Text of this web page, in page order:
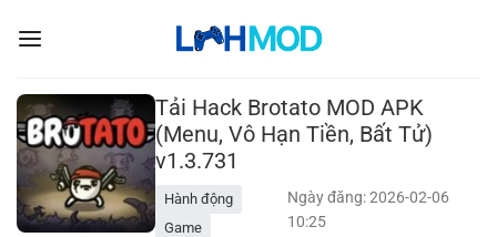
qua
dung
Tải Hack Brotato MOD APK
(Menu, Vô Hạn Tiền, Bất Tử)
v1.3.731
Hành động
Game
Ngày đăng: 2026-02-06
10:25